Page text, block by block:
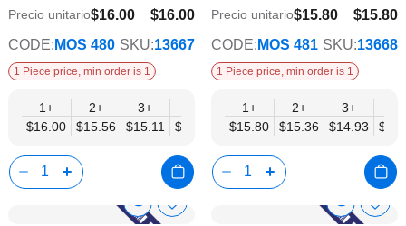
deseos
$16.00
$12.45
Precio unitario$16.00
CODE: MOS 480 SKU:13667
1 Piece price, min order is 1
1+
$16.00
2+
$15.56
3+
$15.11
$14.67
9+
$14.22
12+
$13.78
15+
$13.34
$15.80
$12.29
Precio unitario$15.80
CODE: MOS 481 SKU:13668
1 Piece price, min order is 1
1+
$15.80
2+
$15.36
3+
$14.93
ShowAñadir
Show